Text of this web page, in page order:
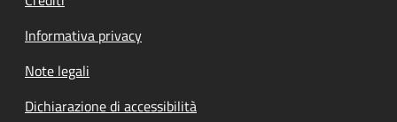
Informativa privacy
Note legali
Dichiarazione di accessibilità